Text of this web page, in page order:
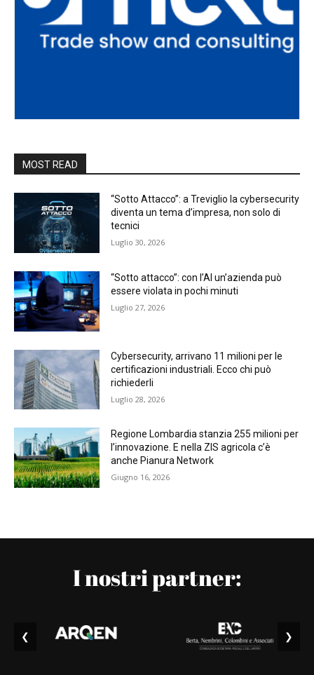
MOST READ
“Sotto Attacco”: a Treviglio la cybersecurity
diventa un tema d’impresa, non solo di
tecnici
Luglio 30, 2026
“Sotto attacco”: con l’AI un’azienda può
essere violata in pochi minuti
Luglio 27, 2026
Cybersecurity, arrivano 11 milioni per le
certificazioni industriali. Ecco chi può
richiederli
Luglio 28, 2026
Regione Lombardia stanzia 255 milioni per
l’innovazione. E nella ZIS agricola c’è
anche Pianura Network
Giugno 16, 2026
I nostri partner:
❮ ❯